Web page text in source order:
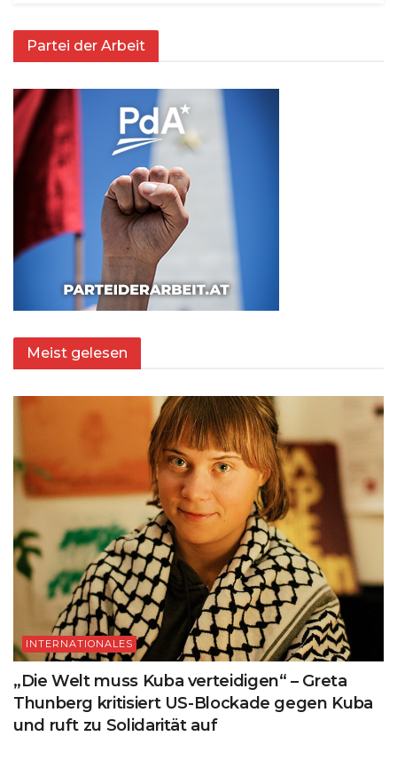
Partei der Arbeit
Meist gelesen
INTERNATIONALES
„Die Welt muss Kuba verteidigen“ – Greta
Thunberg kritisiert US-Blockade gegen Kuba
und ruft zu Solidarität auf